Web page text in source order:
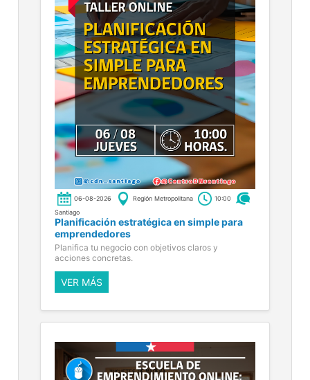
06-08-2026 Región Metropolitana
10:00
Santiago
Planificación estratégica en simple para
emprendedores
Planifica tu negocio con objetivos claros y
acciones concretas.
VER MÁS